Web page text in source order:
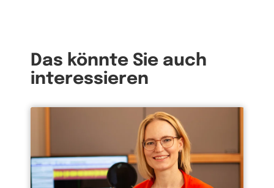
Das könnte Sie auch
interessieren